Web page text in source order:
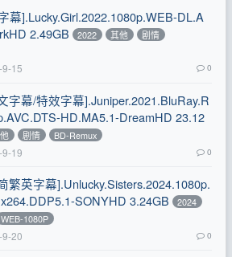
幕].Lucky.Girl.2022.1080p.WEB-DL.A
2.49GB
2022 其他
剧情
15 0
字幕/特效字幕].Juniper.2021.BluRay.R
HD.MA5.1-DreamHD 23.12
剧情 BD-Remux
19 0
繁英字幕].Unlucky.Sisters.2024.1080p.
SONYHD 3.24GB
2024
WEB-1080P
20 0